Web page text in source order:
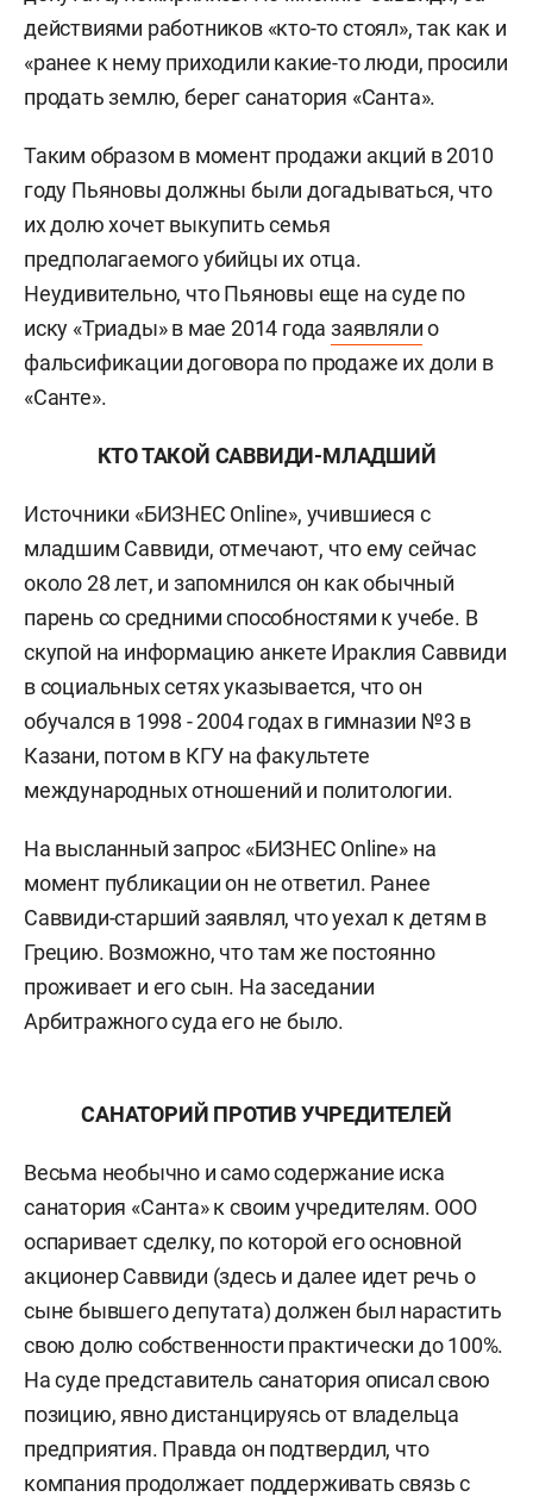
действиями работников «кто-то стоял», так как и
«ранее к нему приходили какие-то люди, просили
продать землю, берег санатория «Санта».
Таким образом в момент продажи акций в 2010
году Пьяновы должны были догадываться, что
их долю хочет выкупить семья
предполагаемого убийцы их отца.
Неудивительно, что Пьяновы еще на суде по
иску «Триады» в мае 2014 годазаявлялио
фальсификации договора по продаже их доли в
«Санте».
КТО ТАКОЙ САВВИДИ-МЛАДШИЙ
Источники «БИЗНЕС Online», учившиеся с
младшим Саввиди, отмечают, что ему сейчас
около 28 лет, и запомнился он как обычный
парень со средними способностями к учебе. В
скупой на информацию анкете Ираклия Саввиди
в социальных сетях указывается, что он
обучался в 1998 - 2004 годах в гимназии №3 в
Казани, потом в КГУ на факультете
международных отношений и политологии.
На высланный запрос «БИЗНЕС Online» на
момент публикации он не ответил. Ранее
Саввиди-старший заявлял, что уехал к детям в
Грецию. Возможно, что там же постоянно
проживает и его сын. На заседании
Арбитражного суда его не было.
САНАТОРИЙ ПРОТИВ УЧРЕДИТЕЛЕЙ
Весьма необычно и само содержание иска
санатория «Санта» к своим учредителям. ООО
оспаривает сделку, по которой его основной
акционер Саввиди (здесь и далее идет речь о
сыне бывшего депутата)должен был нарастить
свою долю собственности практически до 100%.
На суде представитель санатория описал свою
позицию, явно дистанцируясь от владельца
предприятия. Правда он подтвердил, что
компания продолжает поддерживать связь с